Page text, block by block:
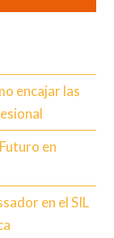
encajar las
en
en el SIL